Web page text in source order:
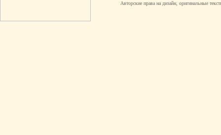
Авторские права на дизайн, оригинальные